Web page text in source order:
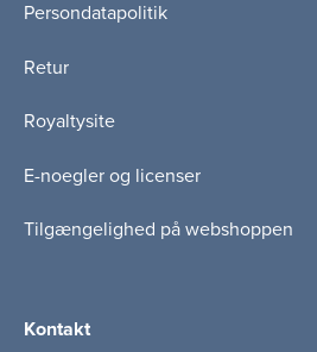
Persondatapolitik
Retur
Royaltysite
E-noegler og licenser
Tilgængelighed på webshoppen
Kontakt